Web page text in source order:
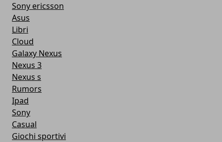
Sony ericsson
Asus
Libri
Cloud
Galaxy Nexus
Nexus 3
Nexus s
Rumors
Ipad
Sony
Casual
Giochi sportivi